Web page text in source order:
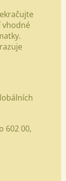
vhodné
602 00,